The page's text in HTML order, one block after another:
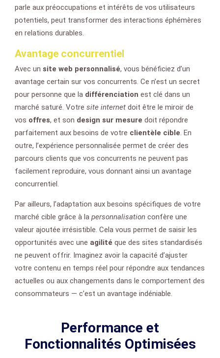
parle aux préoccupations et intérêts de vos utilisateurs
potentiels, peut transformer des interactions éphémères
en relations durables.
Avantage concurrentiel
Avec un site web personnalisé, vous bénéficiez d’un
avantage certain sur vos concurrents. Ce n’est un secret
pour personne que la différenciation est clé dans un
marché saturé. Votre site internet doit être le miroir de
vos offres, et son design sur mesure doit répondre
parfaitement aux besoins de votre clientèle cible. En
outre, l’expérience personnalisée permet de créer des
parcours clients que vos concurrents ne peuvent pas
facilement reproduire, vous donnant ainsi un avantage
concurrentiel.
Par ailleurs, l’adaptation aux besoins spécifiques de votre
marché cible grâce à la personnalisation confère une
valeur ajoutée irrésistible. Cela vous permet de saisir les
opportunités avec une agilité que des sites standardisés
ne peuvent offrir. Imaginez avoir la capacité d’ajuster
votre contenu en temps réel pour répondre aux tendances
actuelles ou aux changements dans le comportement des
consommateurs — c’est un avantage indéniable.
Performance et
Fonctionnalités Optimisées